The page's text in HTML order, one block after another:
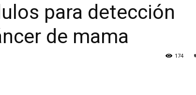
para detección
de mama
174